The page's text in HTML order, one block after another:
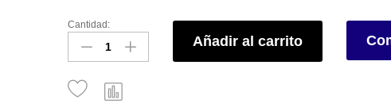
Cantidad:
Añadir al carrito